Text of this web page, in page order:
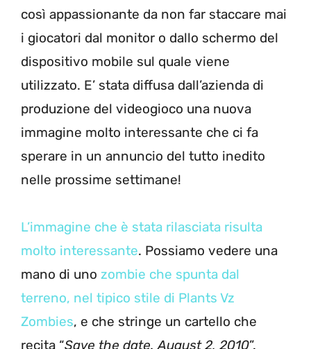
così appassionante da non far staccare mai
i giocatori dal monitor o dallo schermo del
dispositivo mobile sul quale viene
utilizzato. E’ stata diffusa dall’azienda di
produzione del videogioco una nuova
immagine molto interessante che ci fa
sperare in un annuncio del tutto inedito
nelle prossime settimane!
L’immagine che è stata rilasciata risulta
molto interessante. Possiamo vedere una
mano di uno zombie che spunta dal
terreno, nel tipico stile di Plants Vz
Zombies, e che stringe un cartello che
recita “Save the date. August 2, 2010”.